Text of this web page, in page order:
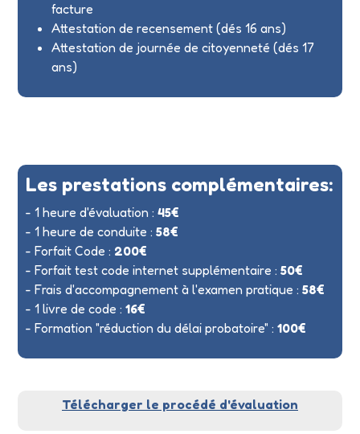
facture
Attestation de recensement (dés 16 ans)
Attestation de journée de citoyenneté (dés 17
ans)
Les prestations complémentaires:
- 1 heure d'évaluation : 45€
- 1 heure de conduite : 58€
- Forfait Code : 200€
- Forfait test code internet supplémentaire : 50€
- Frais d'accompagnement à l'examen pratique : 58€
- 1 livre de code : 16€
- Formation "réduction du délai probatoire" : 100€
Télécharger le procédé d'évaluation